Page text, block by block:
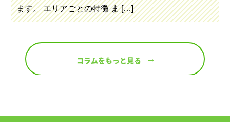
ます。 エリアごとの特徴 ま […]
コラムをもっと見る